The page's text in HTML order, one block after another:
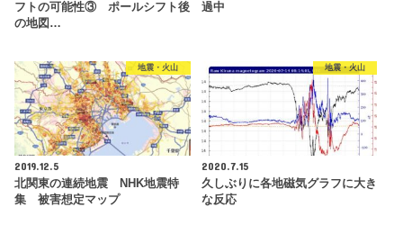
フトの可能性③ ポールシフト後
の地図…
過中
地震・火山
2019.12.5
北関東の連続地震 NHK地震特
集 被害想定マップ
地震・火山
2020.7.15
久しぶりに各地磁気グラフに大き
な反応